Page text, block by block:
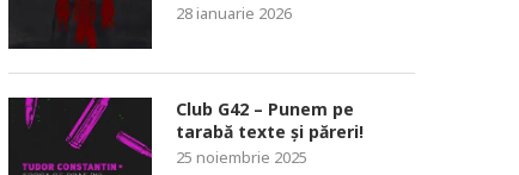
28 ianuarie 2026
Club G42 – Punem pe
tarabă texte și păreri!
25 noiembrie 2025